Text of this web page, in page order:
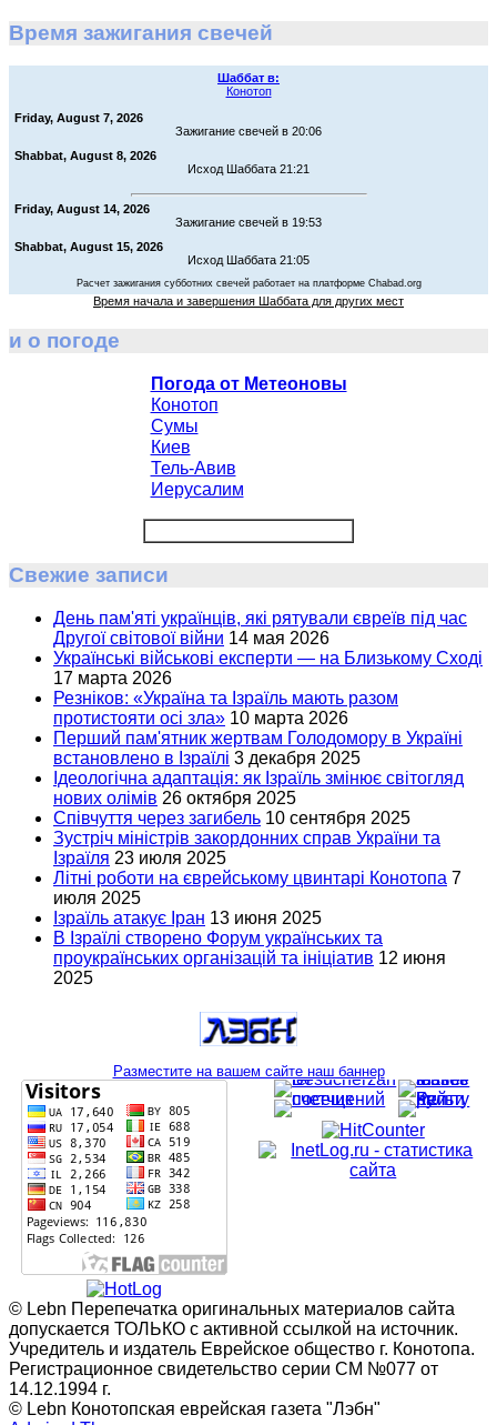
Время зажигания свечей
Шаббат в:
Конотоп
Friday, August 7, 2026
Зажигание свечей в 20:06
Shabbat, August 8, 2026
Исход Шаббата 21:21
Friday, August 14, 2026
Зажигание свечей в 19:53
Shabbat, August 15, 2026
Исход Шаббата 21:05
Расчет зажигания субботних свечей работает на платформе Chabad.org
Время начала и завершения Шаббата для других мест
и о погоде
Погода от Метеоновы
Конотоп
Сумы
Киев
Тель-Авив
Иерусалим
Свежие записи
День пам'яті українців, які рятували євреїв під час
Другої світової війни 14 мая 2026
Українські військові експерти — на Близькому Сході
17 марта 2026
Резніков: «Україна та Ізраїль мають разом
протистояти осі зла» 10 марта 2026
Перший пам'ятник жертвам Голодомору в Україні
встановлено в Ізраїлі 3 декабря 2025
Ідеологічна адаптація: як Ізраїль змінює світогляд
нових олімів 26 октября 2025
Співчуття через загибель 10 сентября 2025
Зустріч міністрів закордонних справ України та
Ізраїля 23 июля 2025
Літні роботи на єврейському цвинтарі Конотопа 7
июля 2025
Ізраїль атакує Іран 13 июня 2025
В Ізраїлі створено Форум українських та
проукраїнських організацій та ініціатив 12 июня
2025
Разместите на вашем сайте наш баннер
© Lebn Перепечатка оригинальных материалов сайта
допускается ТОЛЬКО с активной ссылкой на источник.
Учредитель и издатель Еврейское общество г. Конотопа.
Регистрационное свидетельство серии СМ №077 от
14.12.1994 г.
© Lebn Конотопская еврейская газета "Лэбн"